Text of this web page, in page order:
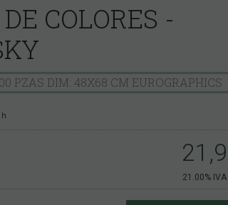
COLORES -
PZAS DIM: 48X68 CM EUROGRAPHICS
21.00%